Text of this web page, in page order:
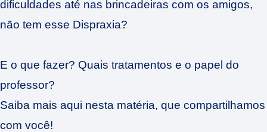
dificuldades até nas brincadeiras com os amigos,
não tem esse Dispraxia?
E o que fazer? Quais tratamentos e o papel do
professor?
Saiba mais aqui nesta matéria, que compartilhamos
com você!